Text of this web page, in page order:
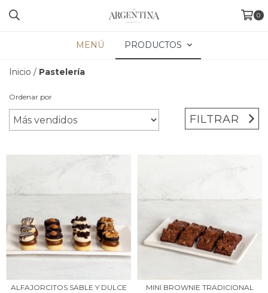
0
MENÚ PRODUCTOS
Inicio / Pastelería
Ordenar por
FILTRAR
ALFAJORCITOS SABLE Y DULCE
MINI BROWNIE TRADICIONAL